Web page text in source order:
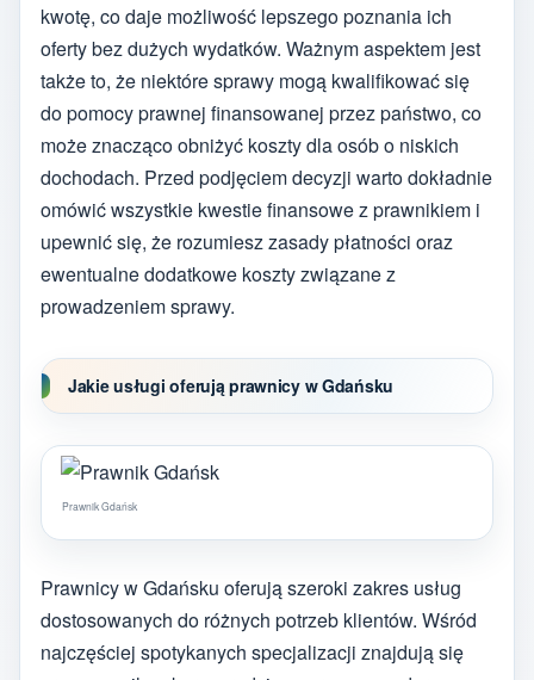
kwotę, co daje możliwość lepszego poznania ich
oferty bez dużych wydatków. Ważnym aspektem jest
także to, że niektóre sprawy mogą kwalifikować się
do pomocy prawnej finansowanej przez państwo, co
może znacząco obniżyć koszty dla osób o niskich
dochodach. Przed podjęciem decyzji warto dokładnie
omówić wszystkie kwestie finansowe z prawnikiem i
upewnić się, że rozumiesz zasady płatności oraz
ewentualne dodatkowe koszty związane z
prowadzeniem sprawy.
Jakie usługi oferują prawnicy w Gdańsku
Prawnik Gdańsk
Prawnicy w Gdańsku oferują szeroki zakres usług
dostosowanych do różnych potrzeb klientów. Wśród
najczęściej spotykanych specjalizacji znajdują się